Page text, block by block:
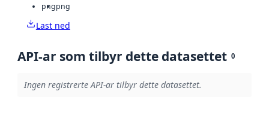
pngpng
Last ned
API-ar som tilbyr dette datasettet 0
Ingen registrerte API-ar tilbyr dette datasettet.